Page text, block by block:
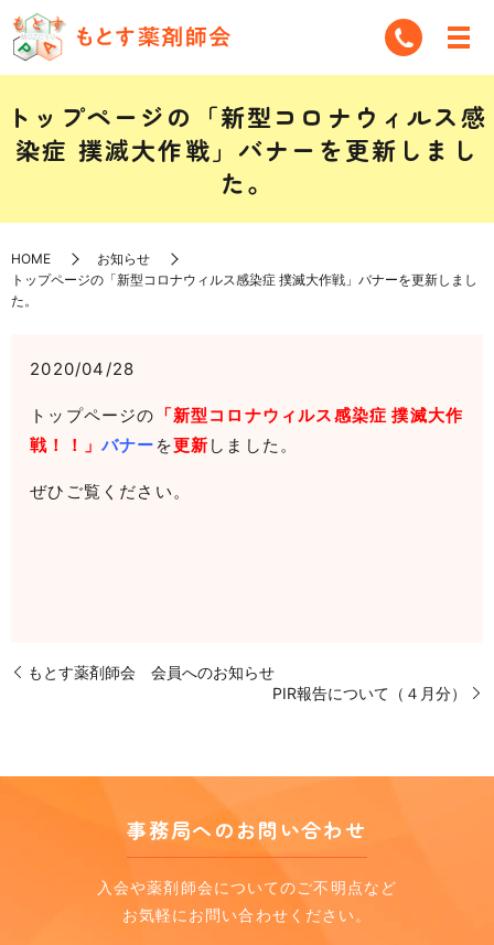
トップページの「新型コロナウィルス感
染症 撲滅大作戦」バナーを更新しまし
た。
HOME
お知らせ
トップページの「新型コロナウィルス感染症 撲滅大作戦」バナーを更新しまし
た。
2020/04/28
トップページの 「新型コロナウィルス感染症 撲滅大作
戦！！」 バナー を更新 しました。
ぜひご覧ください。
もとす薬剤師会 会員へのお知らせ
PIR報告について（４月分）
事務局へのお問い合わせ
入会や薬剤師会についてのご不明点など
お気軽にお問い合わせください。